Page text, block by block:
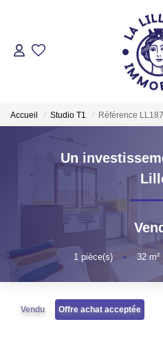
Nos Biens Au
GESTION
Accueil Studio T1 Référence
Un
1 pièce(s) • 32 m²
Vendu Offre achat acceptée